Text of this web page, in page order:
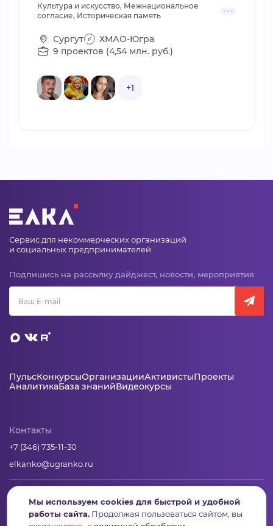
Культура и искусство, Межнациональное
согласие, Историческая память
Сургут
ХМАО-Югра
9 проектов (4,54 млн. руб.)
+1
Сервис для некоммерческих организаций
и социальных предпринимателей
Подпишись на рассылку дайджест, новости, мероприятия
ПульсКонкурсыОрганизацииАктивистыПроекты
АналитикаБаза знанийВидеокурсы
Контакты
+7 (346) 735-11-30
elkanko@ugranko.ru
Адрес
628011, Россия, Ханты-Мансийский автономный округ – Югра,
г. Ханты-Мансийск, ул. Светлая 36
Мы используем cookies для быстрой и удобной
работы сайта. Продолжая пользоваться сайтом, вы